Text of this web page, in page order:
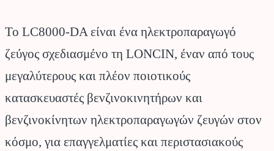
Το LC8000-DA είναι ένα ηλεκτροπαραγωγό
ζεύγος σχεδιασμένο τη LONCIN, έναν από τους
μεγαλύτερους και πλέον ποιοτικούς
κατασκευαστές βενζινοκινητήρων και
βενζινοκίνητων ηλεκτροπαραγωγών ζευγών στον
κόσμο, για επαγγελματίες και περιστασιακούς